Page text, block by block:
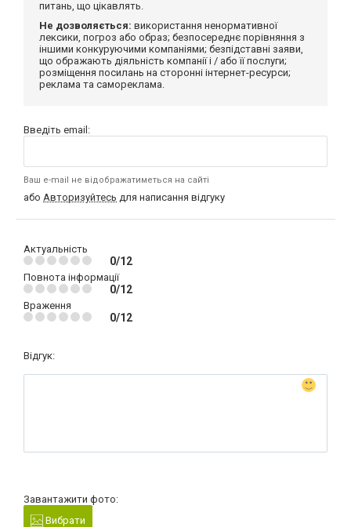
питань, що цікавлять.
Не дозволяється: використання ненормативної
лексики, погроз або образ; безпосереднє порівняння з
іншими конкуруючими компаніями; безпідставні заяви,
що ображають діяльність компанії і / або її послуги;
розміщення посилань на сторонні інтернет-ресурси;
реклама та самореклама.
Введіть email:
Ваш e-mail не відображатиметься на сайті
або Авторизуйтесь для написання відгуку
Актуальність
0/12
Повнота інформації
0/12
Враження
0/12
Відгук:
Завантажити фото:
Вибрати